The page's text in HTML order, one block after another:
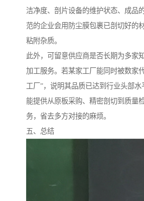
洁净度、剖片设备的维护状态、成
范的企业会用防尘膜包裹已剖切好的
粘附杂质。
此外，可留意供应商是否长期为多家
加工服务。若某家工厂能同时被数家
工厂”，说明其品质已达到行业头部
能提供从原板采购、精密剖切到质量
务，省去多方对接的麻烦。
五、总结